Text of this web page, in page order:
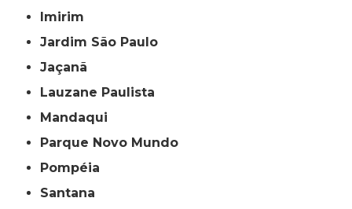
Imirim
Jardim São Paulo
Jaçanã
Lauzane Paulista
Mandaqui
Parque Novo Mundo
Pompéia
Santana